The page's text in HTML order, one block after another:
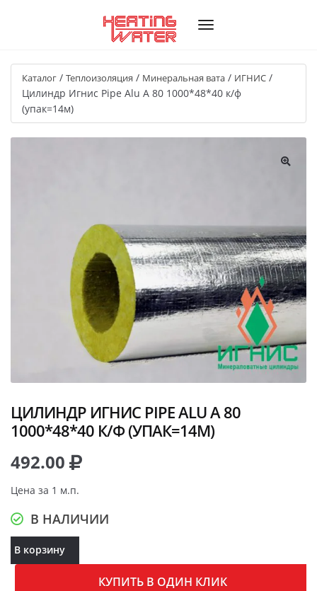
Каталог / Теплоизоляция / Минеральная вата / ИГНИС /
Цилиндр Игнис Pipe Alu A 80 1000*48*40 к/ф
(упак=14м)
ЦИЛИНДР ИГНИС PIPE ALU A 80
1000*48*40 К/Ф (УПАК=14М)
492.00
Цена за 1 м.п.
В НАЛИЧИИ
В корзину
КУПИТЬ В ОДИН КЛИК